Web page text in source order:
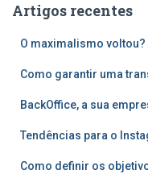
iArtigos recentes
O maximalismo voltou?
Como garantir uma
BackOffice, a sua
Tendências para o
Como definir os